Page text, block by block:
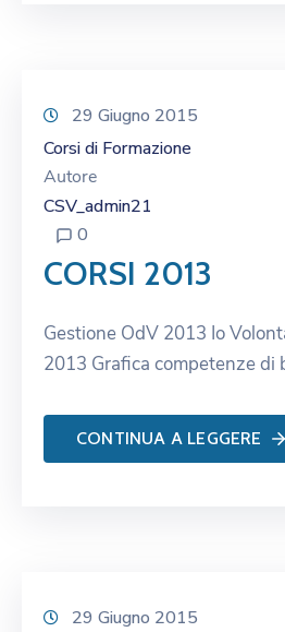
29 Giugno 2015
Corsi di Formazione
Autore
CSV_admin21
0
CORSI 2013
Gestione OdV 2013 Io
2013 Grafica competenze di
CONTINUA A LEGGERE
29 Giugno 2015